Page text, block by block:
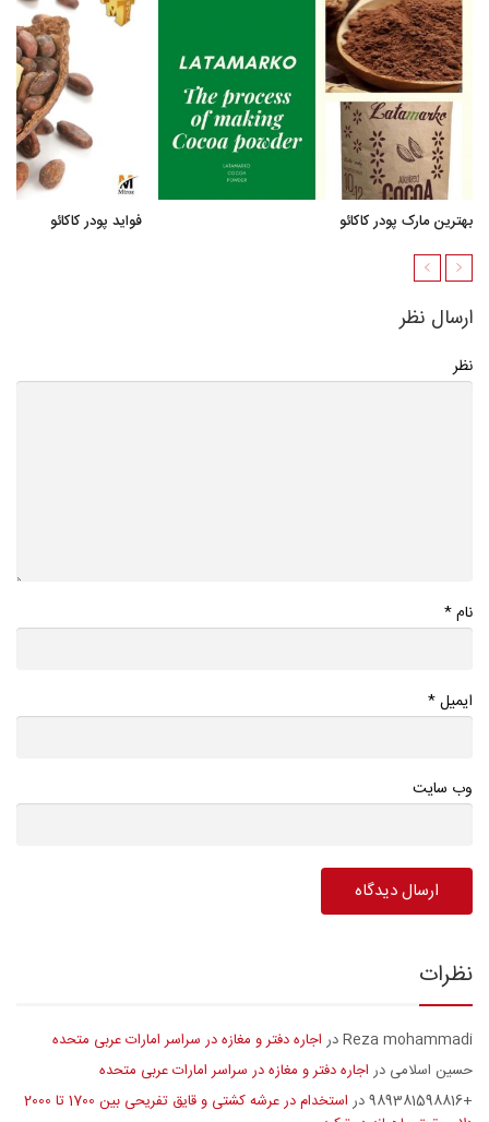
بهترین مارک پودر کاکائو فواید پودر کاکائو
ارسال نظر
نظر
نام*
ایمیل*
وب سایت
نظرات
Reza mohammadiدر اجاره دفتر و مغازه در سراسر امارات عربی متحده
حسین اسلامی در اجاره دفتر و مغازه در سراسر امارات عربی متحده
+989381598816
در
استخدام در عرشه کشتی و قایق تفریحی بین 1700 تا 2000